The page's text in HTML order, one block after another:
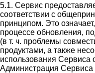
5.1. Сервис
соответствии с
принципом. Это
процессе обновления,
(в т. ч. проблемы
продуктами, а также
использования Сервиса
Администрация Сервиса